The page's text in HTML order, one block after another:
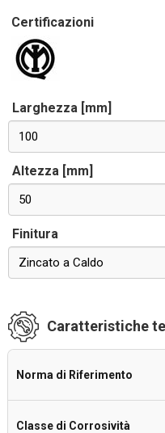
Certificazioni
Larghezza [mm]
100
Altezza [mm]
50
Finitura
Zincato a Caldo
Caratteristiche
Norma di Riferimento
Classe di Corrosività